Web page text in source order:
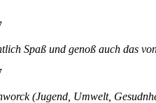
Spaß und genoß auch das
(Jugend, Umwelt,